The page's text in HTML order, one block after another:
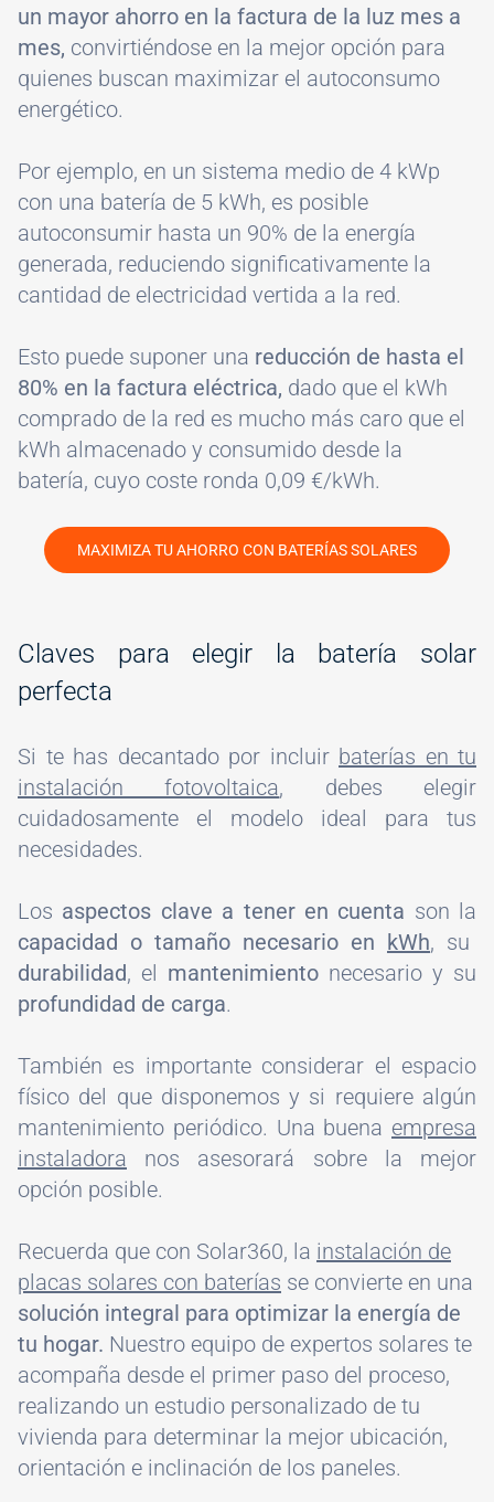
un mayor ahorro en la factura de la luz mes a
mes, convirtiéndose en la mejor opción para
quienes buscan maximizar el autoconsumo
energético.
Por ejemplo, en un sistema medio de 4 kWp
con una batería de 5 kWh, es posible
autoconsumir hasta un 90% de la energía
generada, reduciendo significativamente la
cantidad de electricidad vertida a la red.
Esto puede suponer una reducción de hasta el
80% en la factura eléctrica, dado que el kWh
comprado de la red es mucho más caro que el
kWh almacenado y consumido desde la
batería, cuyo coste ronda 0,09 €/kWh.
MAXIMIZA TU AHORRO CON BATERÍAS SOLARES
Claves para elegir la batería solar
perfecta
Si te has decantado por incluir baterías en tu
instalación fotovoltaica, debes elegir
cuidadosamente el modelo ideal para tus
necesidades.
Los aspectos clave a tener en cuenta son la
capacidad o tamaño necesario en kWh, su
durabilidad, el mantenimiento necesario y su
profundidad de carga.
También es importante considerar el espacio
físico del que disponemos y si requiere algún
mantenimiento periódico. Una buena empresa
instaladora nos asesorará sobre la mejor
opción posible.
Recuerda que con Solar360, la instalación de
placas solares con baterías se convierte en una
solución integral para optimizar la energía de
tu hogar. Nuestro equipo de expertos solares te
acompaña desde el primer paso del proceso,
realizando un estudio personalizado de tu
vivienda para determinar la mejor ubicación,
orientación e inclinación de los paneles.